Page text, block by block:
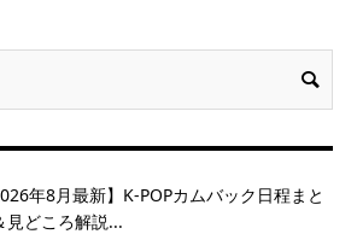
年8月最新】K-POPカムバック日程まと
見どころ解説...